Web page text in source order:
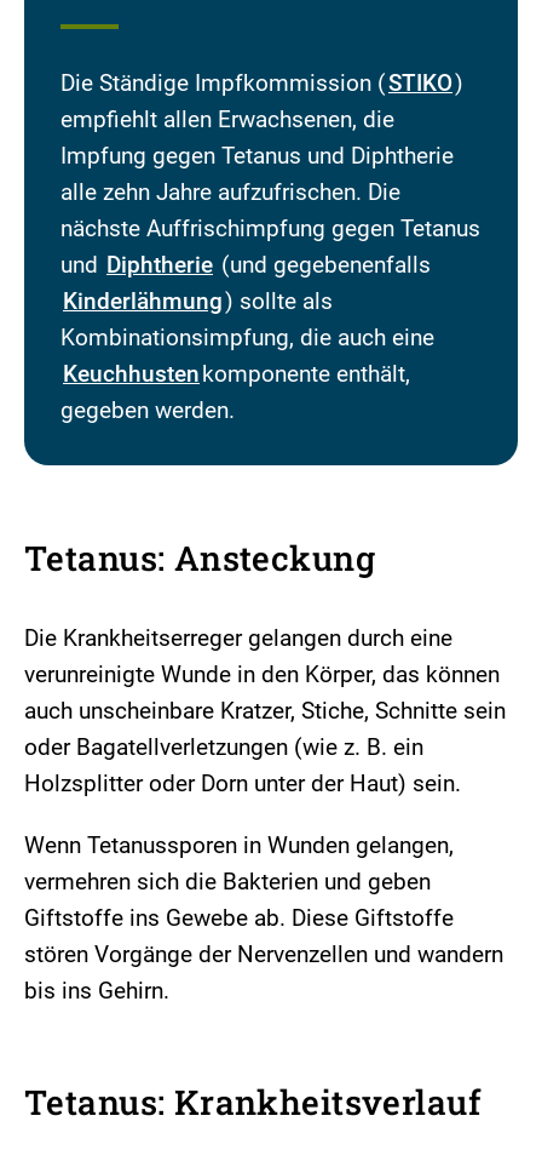
Die Ständige Impfkommission (STIKO)
empfiehlt allen Erwachsenen, die
Impfung gegen Tetanus und Diphtherie
alle zehn Jahre aufzufrischen. Die
nächste Auffrischimpfung gegen Tetanus
und Diphtherie (und gegebenenfalls
Kinderlähmung) sollte als
Kombinationsimpfung, die auch eine
Keuchhustenkomponente enthält,
gegeben werden.
Tetanus: Ansteckung
Die Krankheitserreger gelangen durch eine
verunreinigte Wunde in den Körper, das können
auch unscheinbare Kratzer, Stiche, Schnitte sein
oder Bagatellverletzungen (wie z. B. ein
Holzsplitter oder Dorn unter der Haut) sein.
Wenn Tetanussporen in Wunden gelangen,
vermehren sich die Bakterien und geben
Giftstoffe ins Gewebe ab. Diese Giftstoffe
stören Vorgänge der Nervenzellen und wandern
bis ins Gehirn.
Tetanus: Krankheitsverlauf